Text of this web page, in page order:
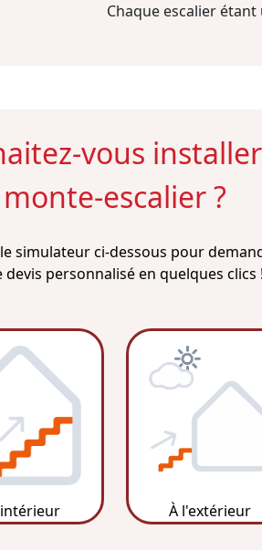
Chaque escalier
vous
monte-escalier ?
simulateur ci-dessous pour
devis personnalisé en quelques clics !
À l'extérieur